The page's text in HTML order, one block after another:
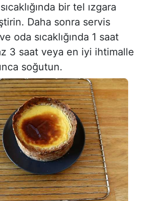
bir tel ızgara
Daha sonra servis
oda sıcaklığında 1 saat
3 saat veya en iyi ihtimalle
soğutun.